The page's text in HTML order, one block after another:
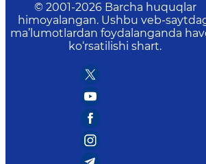
© 2001-2026 Barcha huquqlar
himoyalangan. Ushbu veb-
ma’lumotlardan foydalanganda
ko‘rsatilishi shart.